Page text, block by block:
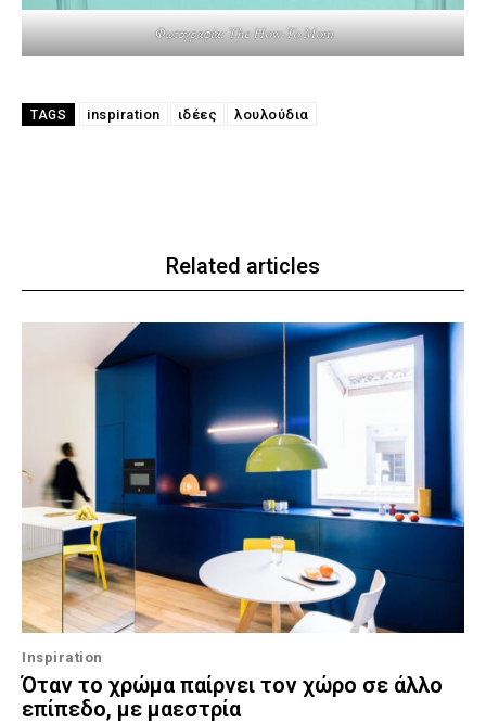
Φωτογραφία: The How-To Mom
TAGS inspiration ιδέες λουλούδια
Related articles
Inspiration
Όταν το χρώμα παίρνει τον χώρο σε άλλο
επίπεδο, με μαεστρία